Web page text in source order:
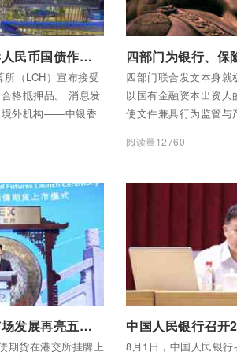
伦敦清算所接纳离岸人民币国债作抵押！人民币资产融入国际“核心圈”
（LCH）宣布接受
格抵押品。 消息发
境外机构——中银香
清算账户。同
四部门联合发文本身
以国有金融资本出资
使文件兼具行为监管
——中国金融业的治理
阅读量12760
证监会为香港资本市场发展再亮五条政策
期货在港交所挂牌上
8月1日，中国人民银